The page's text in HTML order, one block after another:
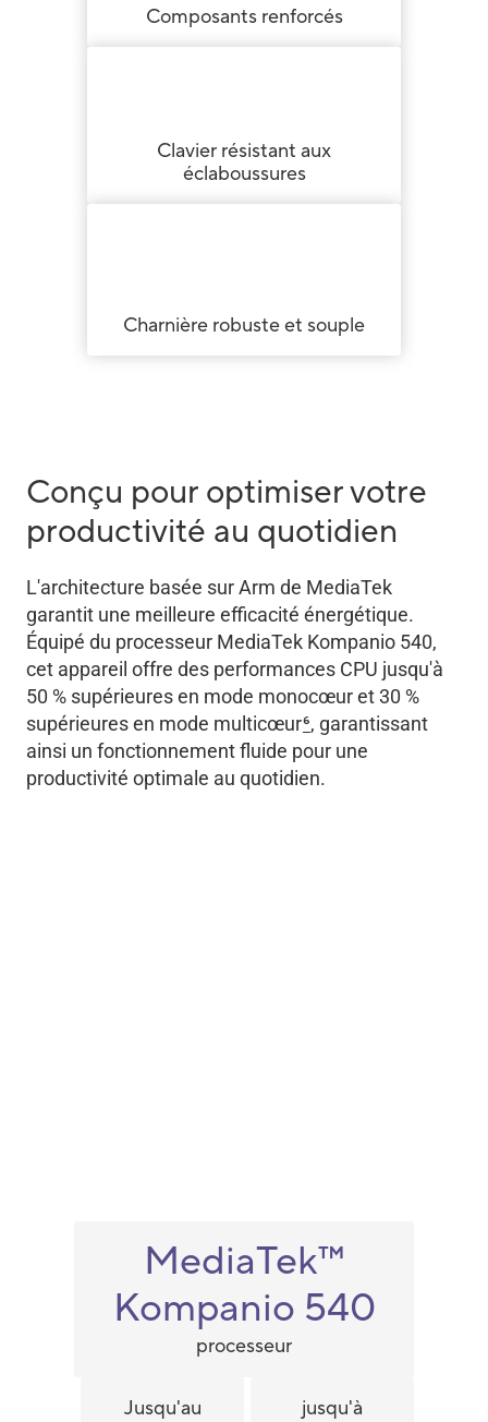
Composants renforcés
Clavier résistant aux
éclaboussures
Charnière robuste et souple
Conçu pour optimiser votre
productivité au quotidien
L'architecture basée sur Arm de MediaTek
garantit une meilleure efficacité énergétique.
Équipé du processeur MediaTek Kompanio 540,
cet appareil offre des performances CPU jusqu'à
50 % supérieures en mode monocœur et 30 %
supérieures en mode multicœur6, garantissant
ainsi un fonctionnement fluide pour une
productivité optimale au quotidien.
MediaTek™
Kompanio 540
processeur
Jusqu'au jusqu'à